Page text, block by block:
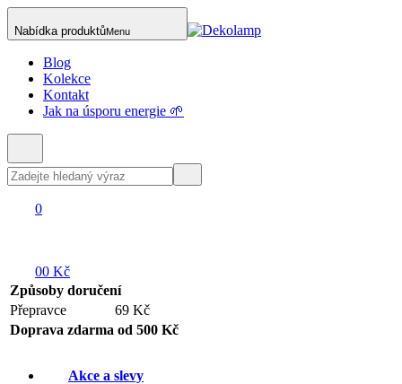
Nabídka produktůMenu
Blog
Kolekce
Kontakt
Jak na úsporu energie 🌱
0
00 Kč
Způsoby doručení
Přepravce
69 Kč
Doprava zdarma od 500 Kč
Akce a slevy